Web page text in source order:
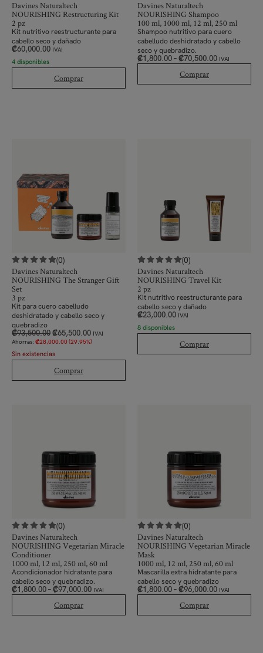
Davines Naturaltech
NOURISHING Restructuring Kit
2 pz
Kit nutritivo reestructurante para
cabello seco y dañado
₡60,000.00 IVAI
4 disponibles
Comprar
Davines Naturaltech
NOURISHING Shampoo
100 ml, 1000 ml, 12 ml, 250 ml
Shampoo nutritivo para cuero
cabelludo deshidratado y cabello
seco y quebradizo.
₡1,800.00–₡70,500.00 IVAI
Comprar
(0)
Davines Naturaltech
NOURISHING The Stranger Gift
Set
3 pz
Kit para cuero cabelludo
deshidratado y cabello seco y
quebradizo
₡93,500.00₡65,500.00 IVAI
Ahorras: ₡28,000.00(29.95%)
Sin existencias
Comprar
(0)
Davines Naturaltech
NOURISHING Travel Kit
2 pz
Kit nutritivo reestructurante para
cabello seco y dañado
₡23,000.00 IVAI
8 disponibles
Comprar
(0)
Davines Naturaltech
NOURISHING Vegetarian Miracle
Conditioner
1000 ml, 12 ml, 250 ml, 60 ml
Acondicionador hidratante para
cabello seco y quebradizo.
₡1,800.00–₡97,000.00 IVAI
Comprar
(0)
Davines Naturaltech
NOURISHING Vegetarian Miracle
Mask
1000 ml, 12 ml, 250 ml, 60 ml
Mascarilla extra hidratante para
cabello seco y quebradizo
₡1,800.00–₡96,000.00 IVAI
Comprar